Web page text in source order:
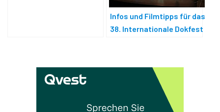
Infos und Filmtipps für das
38. Internationale Dokfest